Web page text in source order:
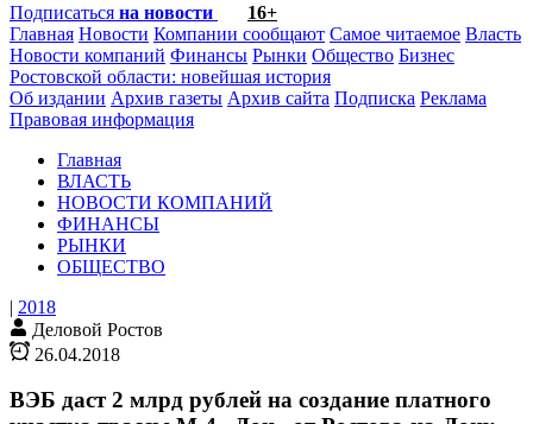
Подписаться на новости
16+
Главная Новости Компании сообщают Самое читаемое Власть
Новости компаний Финансы Рынки Общество Бизнес
Ростовской области: новейшая история
Об издании Архив газеты Архив сайта Подписка Реклама
Правовая информация
Главная
ВЛАСТЬ
НОВОСТИ КОМПАНИЙ
ФИНАНСЫ
РЫНКИ
ОБЩЕСТВО
| 2018
Деловой Ростов
26.04.2018
ВЭБ даст 2 млрд рублей на создание платного